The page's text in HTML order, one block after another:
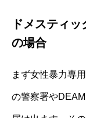
ドメスティ
の場合
まず女性暴力専
の警察署や